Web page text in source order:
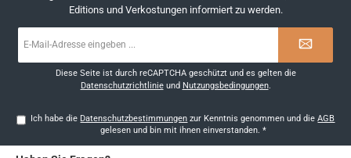
Editions und Verkostungen informiert zu werden.
Mail-
Diese Seite ist durch reCAPTCHA geschützt und es gelten die
Datenschutzrichtlinieund Nutzungsbedingungen.
Ich habe die Datenschutzbestimmungen zur Kenntnis genommen und dieAGB
gelesen und bin mit ihnen einverstanden. *